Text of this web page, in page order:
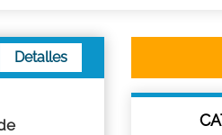
Detalles